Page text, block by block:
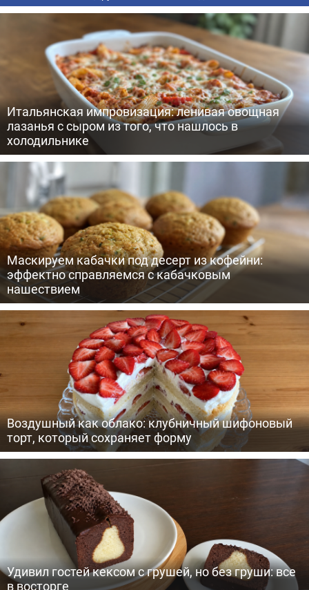
Итальянская импровизация: ленивая овощная
лазанья с сыром из того, что нашлось в
холодильнике
Маскируем кабачки под десерт из кофейни:
эффектно справляемся с кабачковым
нашествием
Воздушный как облако: клубничный шифоновый
торт, который сохраняет форму
Удивил гостей кексом с грушей, но без груши: все
в восторге